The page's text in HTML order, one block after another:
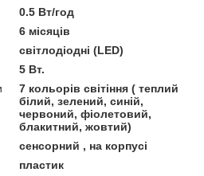
0.5 Вт/год
6 місяців
світлодіодні (LED)
5 Вт.
7 кольорів світіння ( теплий
білий, зелений, синій,
червоний, фіолетовий,
блакитний, жовтий)
сенсорний , на корпусі
пластик